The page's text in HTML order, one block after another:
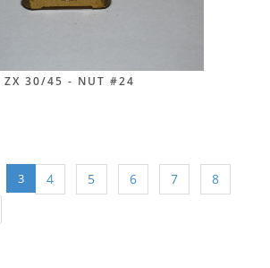
ZX 30/45 - NUT #24
3 4 5 6 7
8